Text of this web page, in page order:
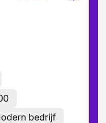
bedrijf